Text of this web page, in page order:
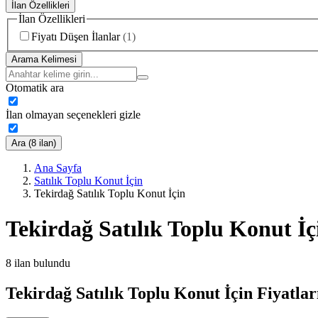
İlan Özellikleri
İlan Özellikleri
Fiyatı Düşen İlanlar (1)
Arama Kelimesi
Otomatik ara
İlan olmayan seçenekleri gizle
Ara (8 ilan)
Ana Sayfa
Satılık Toplu Konut İçin
Tekirdağ Satılık Toplu Konut İçin
Tekirdağ Satılık Toplu Konut
8 ilan bulundu
Tekirdağ Satılık Toplu Konut İçin